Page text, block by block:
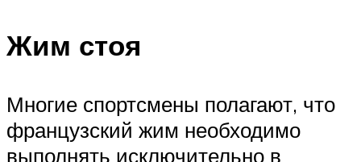
Жим стоя
Многие спортсмены полагают, что
французский жим необходимо
выполнять исключительно в